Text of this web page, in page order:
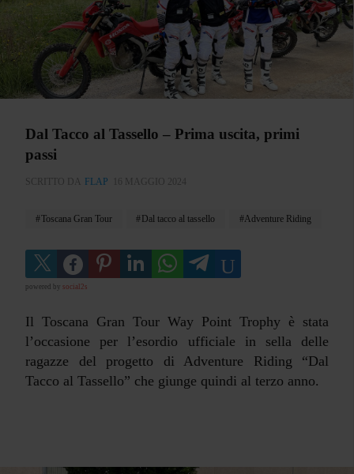
Dal Tacco al Tassello – Prima uscita, primi
passi
SCRITTO DA FLAP 16 MAGGIO 2024
Toscana Gran Tour Dal tacco al tassello Adventure Riding
powered by social2s
Il Toscana Gran Tour Way Point Trophy è stata
l’occasione per l’esordio ufficiale in sella delle
ragazze del progetto di Adventure Riding “Dal
Tacco al Tassello” che giunge quindi al terzo anno.